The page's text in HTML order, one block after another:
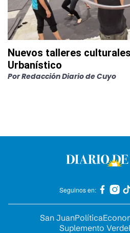
Nuevos talleres
Urbanístico
PorRedacción Diario de Cuyo
Seguinos en:
San JuanPolítica
Suplemento Verde